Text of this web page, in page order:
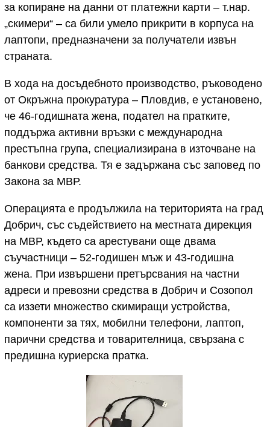
за копиране на данни от платежни карти – т.нар.
„скимери“ – са били умело прикрити в корпуса на
лаптопи, предназначени за получатели извън
страната.
В хода на досъдебното производство, ръководено
от Окръжна прокуратура – Пловдив, е установено,
че 46-годишната жена, подател на пратките,
поддържа активни връзки с международна
престъпна група, специализирана в източване на
банкови средства. Тя е задържана със заповед по
Закона за МВР.
Операцията е продължила на територията на град
Добрич, със съдействието на местната дирекция
на МВР, където са арестувани още двама
съучастници – 52-годишен мъж и 43-годишна
жена. При извършени претърсвания на частни
адреси и превозни средства в Добрич и Созопол
са иззети множество скимиращи устройства,
компоненти за тях, мобилни телефони, лаптоп,
парични средства и товарителница, свързана с
предишна куриерска пратка.